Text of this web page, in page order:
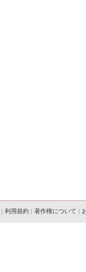
| 利用規約 | 著作権について |